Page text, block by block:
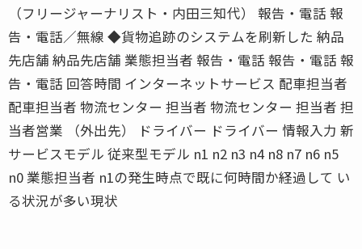
（フリージャーナリスト・内田三知代） 報告・電話 報
告・電話／無線 ◆貨物追跡のシステムを刷新した 納品
先店舗 納品先店舗 業態担当者 報告・電話 報告・電話 報
告・電話 回答時間 インターネットサービス 配車担当者
配車担当者 物流センター 担当者 物流センター 担当者 担
当者営業 （外出先） ドライバー ドライバー 情報入力 新
サービスモデル 従来型モデル n1 n2 n3 n4 n8 n7 n6 n5
n0 業態担当者 n1の発生時点で既に何時間か経過して い
る状況が多い現状